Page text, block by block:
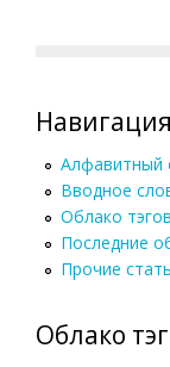
Навигация
Алфавитный
Вводное
Облако тэгов
Последние
Прочие
Облако